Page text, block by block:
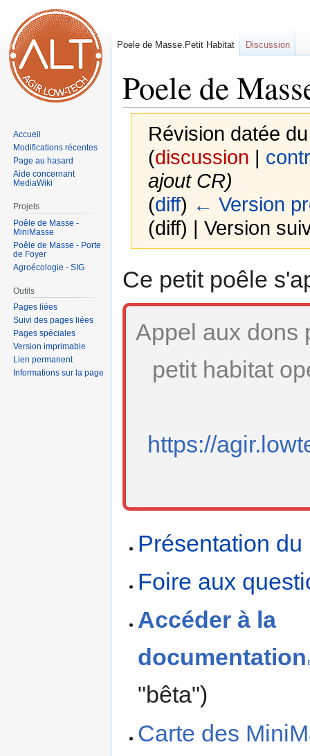
Poele de
Révision datée
(discussion |
ajout CR)
(diff) ← Version
(diff) | Version
à
à
Ce petit poêle
Appel aux dons
petit habitat
https://
Présentation
Foire aux
Accéder à la
documentation
"bêta")
Carte des
Poele de Masse.Petit Habitat Discussion
Accueil
Modifications récentes
Page au hasard
Aide concernant
MediaWiki
Projets
Poêle de Masse -
MiniMasse
Poêle de Masse - Porte
de Foyer
Agroécologie - SIG
Outils
Pages liées
Suivi des pages liées
Pages spéciales
Version imprimable
Lien permanent
Informations sur la page